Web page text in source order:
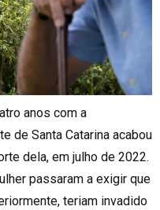
anos com a
de Santa Catarina acabou
dela, em julho de 2022.
passaram a exigir que
teriam invadido